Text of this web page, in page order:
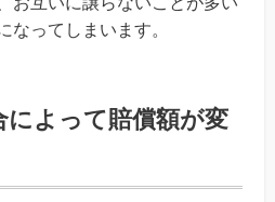
なってしまいます。
によって賠償額が変